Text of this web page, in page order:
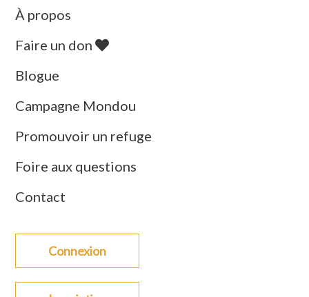
À propos
Faire un don
Blogue
Campagne Mondou
Promouvoir un refuge
Foire aux questions
Contact
Connexion